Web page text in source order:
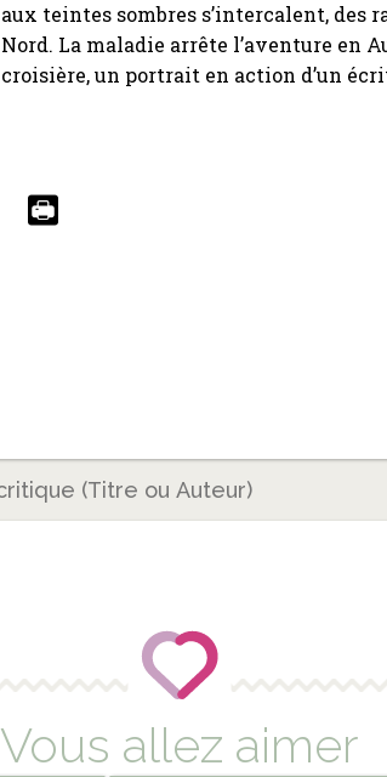
aux teintes sombres s’intercalent, des
Nord. La maladie arrête l’aventure en
croisière, un portrait en action d’un
Vous allez aimer